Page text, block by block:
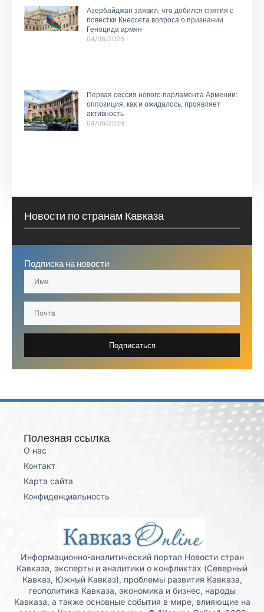
Азербайджан заявил, что добился снятия с
повестки Кнессета вопроса о признании
Геноцида армян
04/08/2026
Первая сессия нового парламента Армении:
оппозиция, как и ожидалось, проявляет
активность
04/08/2026
Новости по странам Кавказа
Подписка на новости
Подписаться
Полезная ссылка
О нас
Контакт
Карта сайта
Конфиденциальность
Информационно-аналитический портал Новости стран
Кавказа, эксперты и аналитики о конфликтах (Северный
Кавказ, Южный Кавказ), проблемы развития Кавказа,
геополитика Кавказа, экономика и бизнес, народы
Кавказа, а также основные события в мире, влияющие на